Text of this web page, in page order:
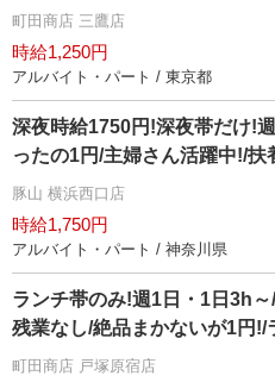
町田商店 三鷹店
時給1,250円
アルバイト・パート / 東京都
深夜時給1750円!深夜帯だけ!
ったの1円/主婦さん活躍中!/扶
豚山 横浜西口店
時給1,750円
アルバイト・パート / 神奈川県
ランチ帯のみ!週1日・1日3h
残業なし/絶品まかないが1円!/
町田商店 戸塚原宿店